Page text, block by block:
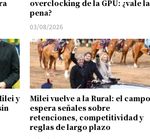
overclocking de la GPU: ¿vale la
pena?
03/08/2026
y
Milei vuelve a la Rural: el campo
espera señales sobre
retenciones, competitividad y
reglas de largo plazo